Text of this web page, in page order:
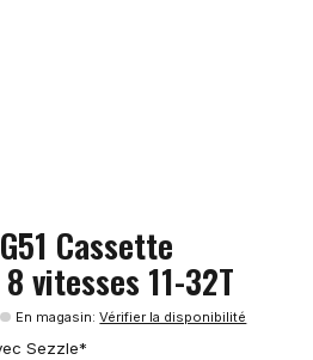
Cassette
vitesses 11-32T
En magasin:Vérifier la disponibilité
Sezzle*